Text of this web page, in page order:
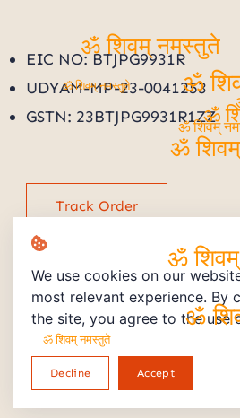
EIC NO: BTJPG9931R
UDYAM-MP-23-0041253
GSTN: 23BTJPG9931R1ZZ
Track Order
Copyright © 2026 Powered
Return and Refund Policy
We use cookies on our
most relevant experience. By
the site, you agree to the use
Decline Accept
ॐ
ॐ शिवम्
ॐ
ॐ
ॐ शिवम् नमस्तुते
ॐ
ॐ शिवम् नमस्तुते
ॐ
ॐ शिवम् नमस्तुते